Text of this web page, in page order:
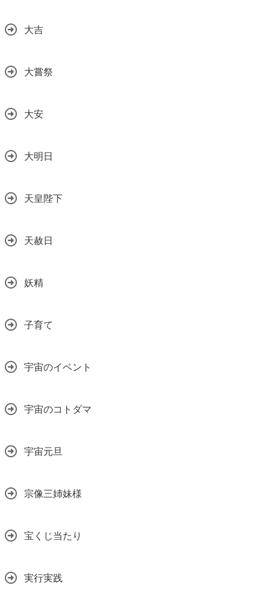
大吉
大嘗祭
大安
大明日
天皇陛下
天赦日
妖精
子育て
宇宙のイベント
宇宙のコトダマ
宇宙元旦
宗像三姉妹様
宝くじ当たり
実行実践